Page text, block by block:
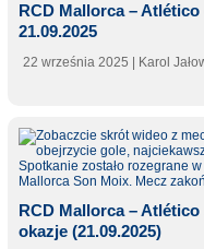
RCD Mallorca –
21.09.2025
22 września 2025 | Karol
RCD Mallorca –
okazje (21.09.2025)